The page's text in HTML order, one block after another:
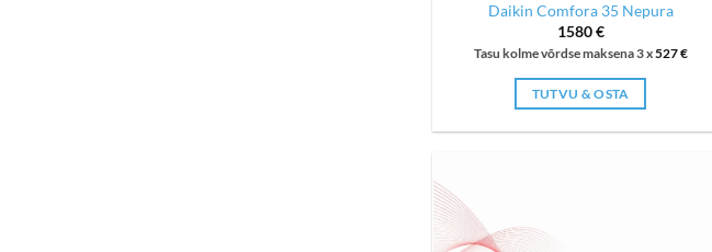
Daikin Comfora 35 Nepura
1580€
Tasu kolme võrdse maksena 3 x527€
TUTVU & OSTA